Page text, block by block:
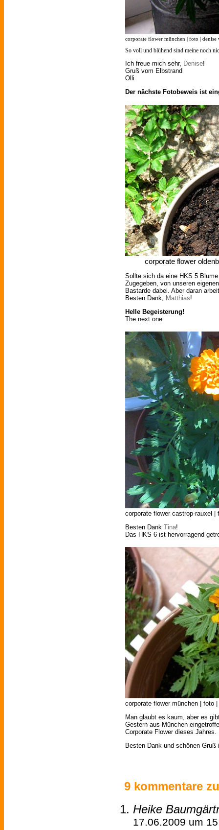
corporate flower münchen | foto | denise
So voll und blühend sind meine noch
Ich freue mich sehr, Denise!
Gruß vom Elbstrand
Olli
Der nächste Fotobeweis ist
corporate flower
Sollte sich da eine HKS 5
Zugegeben, von unseren
Bastarde dabei. Aber daran
Besten Dank, Matthias!
Helle Begeisterung!
The next one:
corporate flower castrop-rauxel |
Besten Dank Tina!
Das HKS 6 ist hervorragend
corporate flower münchen | foto
Man glaubt es kaum, aber es
Gestern aus München
Corporate Flower dieses Jahres.
Besten Dank und schönen
9 kommentare
Heike
17.06.2009 um